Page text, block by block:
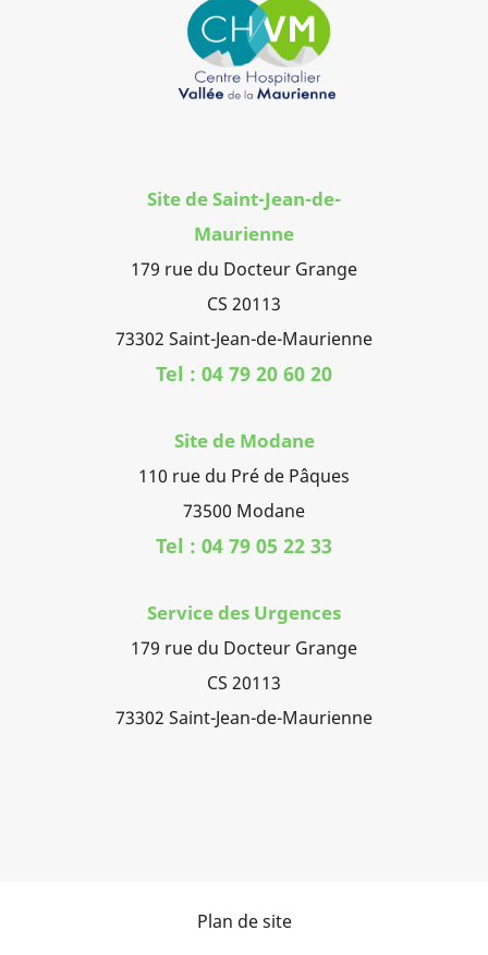
Site de Saint-Jean-de-
Maurienne
179 rue du Docteur Grange
CS 20113
73302 Saint-Jean-de-Maurienne
Tel : 04 79 20 60 20
Site de Modane
110 rue du Pré de Pâques
73500 Modane
Tel : 04 79 05 22 33
Service des Urgences
179 rue du Docteur Grange
CS 20113
73302 Saint-Jean-de-Maurienne
Plan de site